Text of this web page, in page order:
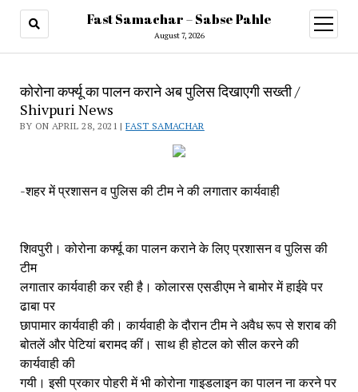
Fast Samachar – Sabse Pahle
August 7, 2026
open
menu
कोरोना कर्फ्यू का पालन कराने अब पुलिस दिखाएगी सख्ती /
Shivpuri News
BY ON APRIL 28, 2021 |FAST SAMACHAR
-शहर में प्रशासन व पुलिस की टीम ने की लगातार कार्यवाही
शिवपुरी। कोरोना कर्फ्यू का पालन कराने के लिए प्रशासन व पुलिस की
टीम
लगातार कार्यवाही कर रही है। कोलारस एसडीएम ने बामोर में हाईवे पर
ढाबा पर
छापामार कार्यवाही की। कार्यवाही के दौरान टीम ने अवैध रूप से शराब की
बोतलें और पेटियां बरामद कीं। साथ ही होटल को सील करने की
कार्यवाही की
गयी। इसी प्रकार पोहरी में भी कोरोना गाइडलाइन का पालन ना करने पर